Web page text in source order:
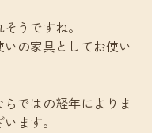
うですね。
の家具としてお使い
ではの経年によりま
ます。